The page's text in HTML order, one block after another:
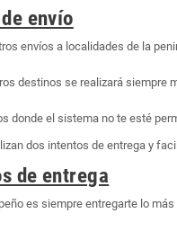
envío
envíos a localidades de la
destinos se realizará siempre
donde el sistema no te esté
dos intentos de entrega y
de entrega
es siempre entregarte lo